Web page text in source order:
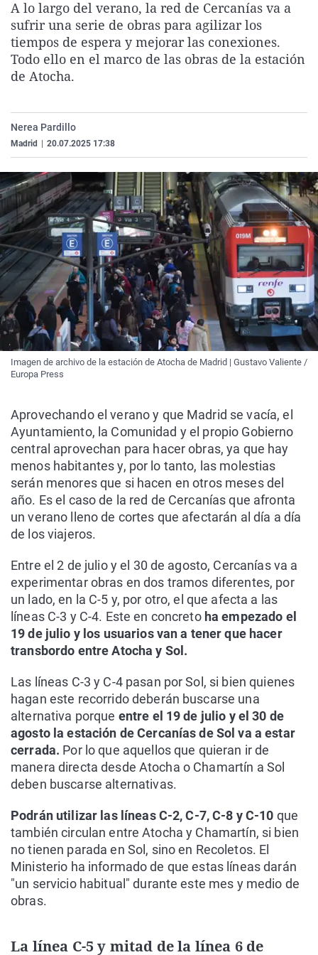
La rosa de los vientos
Gente viajera
Como el perro y el
Caso
Retornados
Equipo de
Extremadura
Galicia
La Rioja
País Vasco
Virales
Televisión
Elecciones
A lo largo del verano, la red de Cercanías va a
sufrir una serie de obras para agilizar los
tiempos de espera y mejorar las conexiones.
Todo ello en el marco de las obras de la estación
de Atocha.
Nerea Pardillo
Madrid 20.07.2025 17:38
Imagen de archivo de la estación de Atocha de Madrid | Gustavo Valiente /
Europa Press
Aprovechando el verano y que Madrid se vacía, el
Ayuntamiento, la Comunidad y el propio Gobierno
central aprovechan para hacer obras, ya que hay
menos habitantes y, por lo tanto, las molestias
serán menores que si hacen en otros meses del
año. Es el caso de la red de Cercanías que afronta
un verano lleno de cortes que afectarán al día a día
de los viajeros.
Entre el 2 de julio y el 30 de agosto, Cercanías va a
experimentar obras en dos tramos diferentes, por
un lado, en la C-5 y, por otro, el que afecta a las
líneas C-3 y C-4. Este en concreto ha empezado el
19 de julio y los usuarios van a tener que hacer
transbordo entre Atocha y Sol.
Las líneas C-3 y C-4 pasan por Sol, si bien quienes
hagan este recorrido deberán buscarse una
alternativa porque entre el 19 de julio y el 30 de
agosto la estación de Cercanías de Sol va a estar
cerrada. Por lo que aquellos que quieran ir de
manera directa desde Atocha o Chamartín a Sol
deben buscarse alternativas.
Podrán utilizar las líneas C-2, C-7, C-8 y C-10 que
también circulan entre Atocha y Chamartín, si bien
no tienen parada en Sol, sino en Recoletos. El
Ministerio ha informado de que estas líneas darán
"un servicio habitual" durante este mes y medio de
obras.
La línea C-5 y mitad de la línea 6 de